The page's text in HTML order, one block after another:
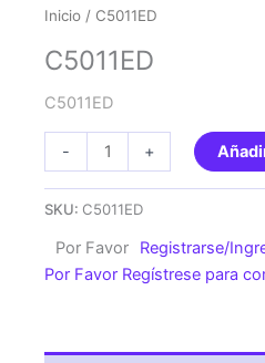
Inicio / C5011ED
C5011ED
C5011ED
-
C5011ED
cantidad
+
SKU: C5011ED
Por Favor Registrarse/
Por Favor Regístrese para